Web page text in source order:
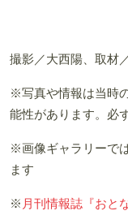
撮影／大西陽、取材
※写真や情報は当時
能性があります。必
※画像ギャラリーで
ます
※ 月刊情報誌『おと